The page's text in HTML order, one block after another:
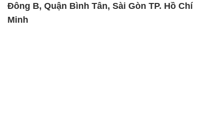
Đông B, Quận Bình Tân, Sài Gòn TP. Hồ Chí
Minh